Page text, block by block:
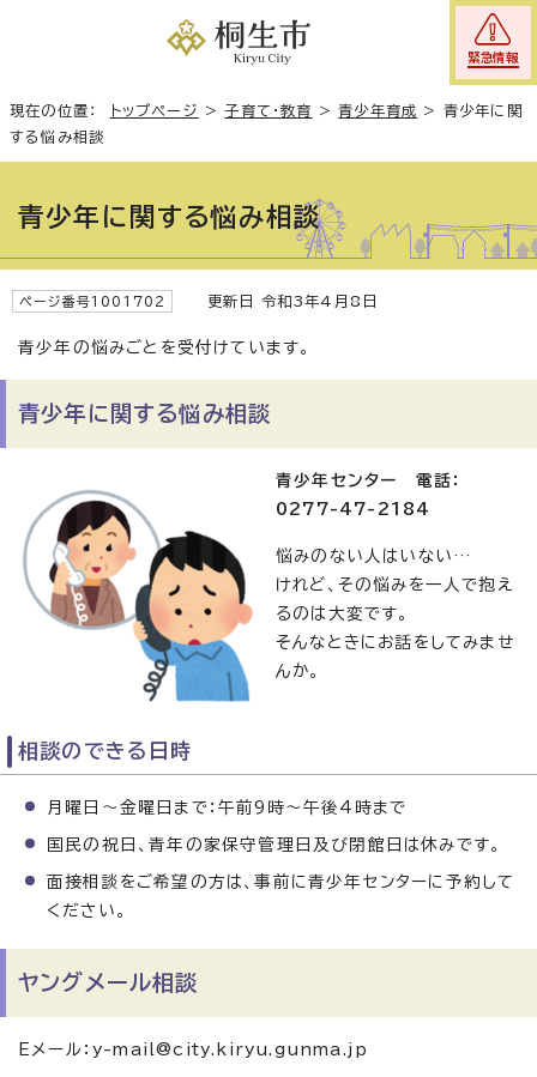
緊急情報
現在の位置： トップページ >子育て・教育 >青少年育成 > 青少年に関
する悩み相談
青少年に関する悩み相談
ページ番号1001702 更新日 令和3年4月8日
青少年の悩みごとを受付けています。
青少年に関する悩み相談
青少年センター 電話：
0277-47-2184
悩みのない人はいない…
けれど、その悩みを一人で抱え
るのは大変です。
そんなときにお話をしてみませ
んか。
相談のできる日時
月曜日～金曜日まで：午前9時～午後4時まで
国民の祝日、青年の家保守管理日及び閉館日は休みです。
面接相談をご希望の方は、事前に青少年センターに予約して
ください。
ヤングメール相談
Eメール：y-mail@city.kiryu.gunma.jp